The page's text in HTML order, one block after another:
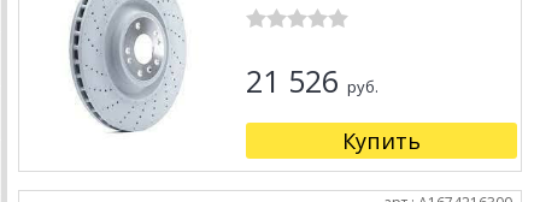
21 526 руб.
Купить